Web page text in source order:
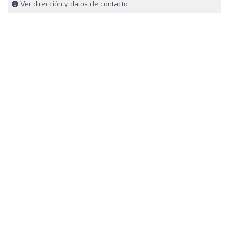
Ver dirección y datos de contacto